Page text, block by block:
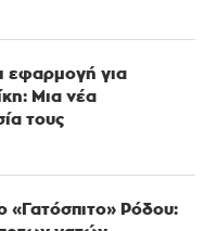
εφαρμογή για
Μια νέα
τους
«Γατόσπιτο» Ρόδου: